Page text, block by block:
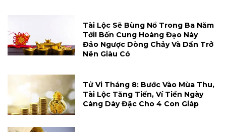
Tài Lộc Sẽ Bùng Nổ Trong Ba Năm
Tới! Bốn Cung Hoàng Đạo Này
Đảo Ngược Dòng Chảy Và Dần Trở
Nên Giàu Có
Tử Vi Tháng 8: Bước Vào Mùa Thu,
Tài Lộc Tăng Tiến, Ví Tiền Ngày
Càng Dày Đặc Cho 4 Con Giáp